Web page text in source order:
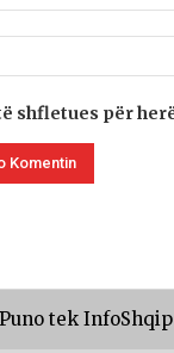
shfletues për
Puno tek InfoShqip